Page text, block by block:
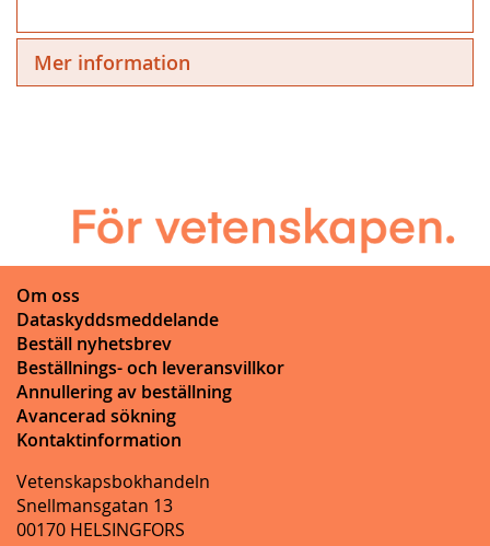
Mer information
Om oss
Dataskyddsmeddelande
Beställ nyhetsbrev
Beställnings- och leveransvillkor
Annullering av beställning
Avancerad sökning
Kontaktinformation
Vetenskapsbokhandeln
Snellmansgatan 13
00170 HELSINGFORS